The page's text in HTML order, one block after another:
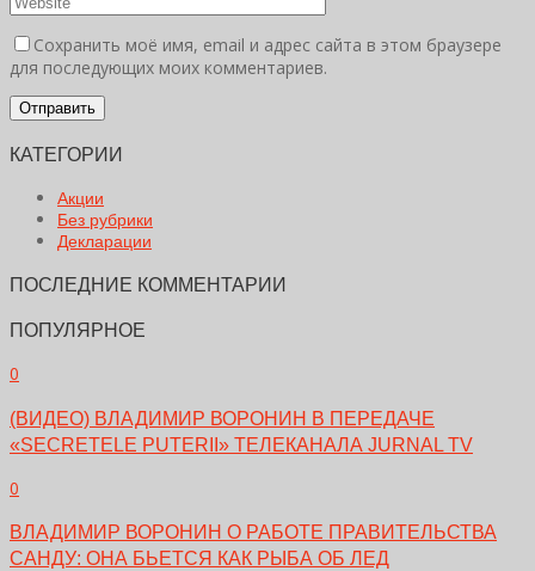
Сохранить моё имя, email и адрес сайта в этом браузере
для последующих моих комментариев.
КАТЕГОРИИ
Акции
Без рубрики
Декларации
ПОСЛЕДНИЕ КОММЕНТАРИИ
ПОПУЛЯРНОЕ
0
(ВИДЕО) ВЛАДИМИР ВОРОНИН В ПЕРЕДАЧЕ
«SECRETELE PUTERII» ТЕЛЕКАНАЛА JURNAL TV
0
ВЛАДИМИР ВОРОНИН О РАБОТЕ ПРАВИТЕЛЬСТВА
САНДУ: ОНА БЬЕТСЯ КАК РЫБА ОБ ЛЕД